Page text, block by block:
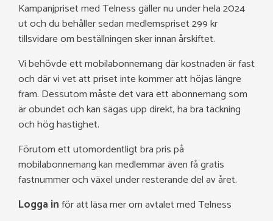
Kampanjpriset med Telness gäller nu under hela 2024
ut och du behåller sedan medlemspriset 299 kr
tillsvidare om beställningen sker innan årskiftet.
Vi behövde ett mobilabonnemang där kostnaden är fast
och där vi vet att priset inte kommer att höjas längre
fram. Dessutom måste det vara ett abonnemang som
är obundet och kan sägas upp direkt, ha bra täckning
och hög hastighet.
Förutom ett utomordentligt bra pris på
mobilabonnemang kan medlemmar även få gratis
fastnummer och växel under resterande del av året.
Logga inför att läsa mer om avtalet med Telness